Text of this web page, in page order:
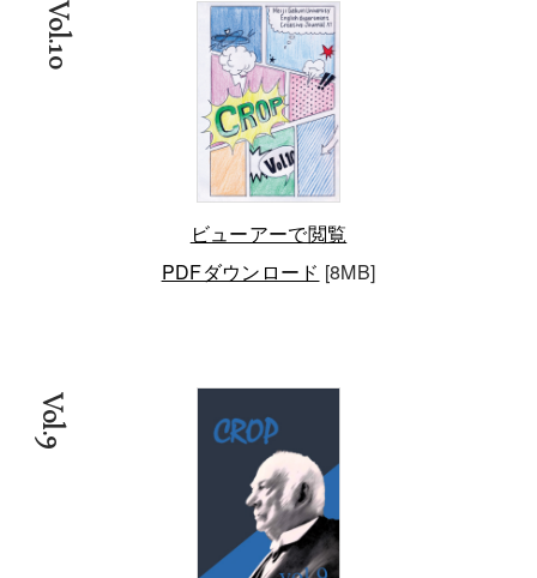
ビューアーで閲覧
PDFダウンロード [8MB]
Vol.10
Vol.9